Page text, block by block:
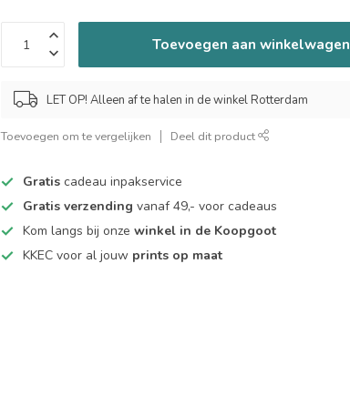
Toevoegen aan winkelwagen
LET OP! Alleen af te halen in de winkel Rotterdam
Toevoegen om te vergelijken Deel dit product
Gratis cadeau inpakservice
Gratis verzending vanaf 49,- voor cadeaus
Kom langs bij onzewinkel in de Koopgoot
KKEC voor al jouw prints op maat